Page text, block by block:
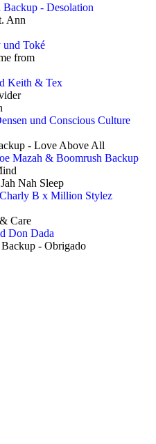
- Desolation
Ann
und Toké
from
Keith & Tex
und Conscious Culture
- Love Above All
Mazah & Boomrush Backup
Nah Sleep
B x Million Stylez
Care
Don Dada
- Obrigado